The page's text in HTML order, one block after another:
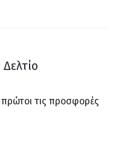
τις προσφορές